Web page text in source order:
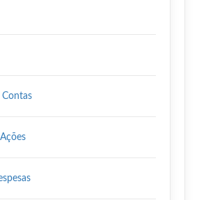
Contas